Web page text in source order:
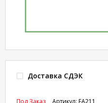
Доставка СДЭК
Артикул: FA211
Под Заказ